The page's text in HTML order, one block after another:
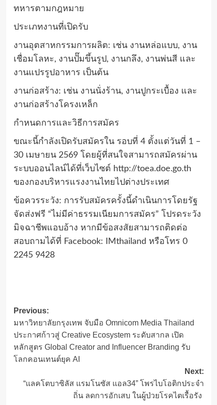
ทหารตามกฎหมาย
ประเภทงานที่เปิดรับ
งานอุตสาหกรรมการผลิต: เช่น งานหล่อแบบ, งาน
เชื่อมโลหะ, งานปั๊มขึ้นรูป, งานกลึง, งานพ่นสี และ
งานแปรรูปอาหาร เป็นต้น
งานก่อสร้าง: เช่น งานนั่งร้าน, งานปูกระเบื้อง และ
งานก่อสร้างโครงเหล็ก
กำหนดการและวิธีการสมัคร
ขณะนี้กำลังเปิดรับสมัครใน รอบที่ 4 ตั้งแต่วันที่ 1 –
30 เมษายน 2569 โดยผู้ที่สนใจสามารถสมัครผ่าน
ระบบออนไลน์ได้ที่เว็บไซต์ http://toea.doe.go.th
ของกองบริหารแรงงานไทยไปต่างประเทศ
ข้อควรระวัง: การรับสมัครครั้งนี้ดำเนินการโดยรัฐ
จัดส่งฟรี “ไม่มีค่าธรรมเนียมการสมัคร” โปรดระวัง
มิจฉาชีพแอบอ้าง หากมีข้อสงสัยสามารถติดต่อ
สอบถามได้ที่ Facebook: IMthailand หรือโทร 0
2245 9428
Post
navigation
Previous:
มหาวิทยาลัยกรุงเทพ จับมือ Omnicom Media Thailand
ประกาศก้าวสู่ Creative Ecosystem ระดับสากล เปิด
หลักสูตร Global Creator and Influencer Branding รับ
โลกคอนเทนต์ยุค AI
Next:
“แลคโตบาซิลัส แรมโนซัส แอล34” โพรไบโอติกประจำ
ถิ่น ลดการอักเสบ ในผู้ป่วยโรคไตเรื้อรัง